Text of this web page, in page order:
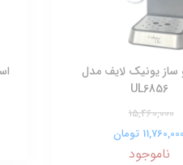
ساز یونیک لایف مدل
UL6856
15,460,000
11,760,000 تومان
ناموجود